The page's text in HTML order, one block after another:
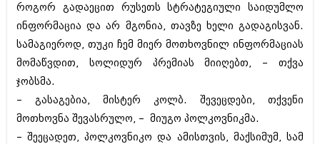
როგორ გადაეცით რუსეთს სტრატეგიული საიდუმლო
ინფორმაცია და არ მგონია, თავზე ხელი გადაგისვან.
სამაგიეროდ, თუკი ჩემ მიერ მოთხოვნილ ინფორმაციას
მომაწვდით, სოლიდურ პრემიას მიიღებთ, – თქვა
ჯობსმა.
– გასაგებია, მისტერ კოლბ. შევეცდები, თქვენი
მოთხოვნა შევასრულო, – მიუგო პოლკოვნიკმა.
– შეეცადეთ, პოლკოვნიკო და ამისთვის, მაქსიმუმ, სამ